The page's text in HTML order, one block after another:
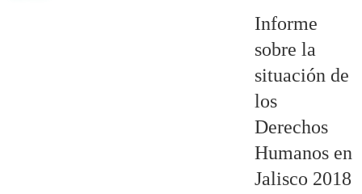
Informe
sobre la
situación de
los
Derechos
Humanos en
Jalisco 2018